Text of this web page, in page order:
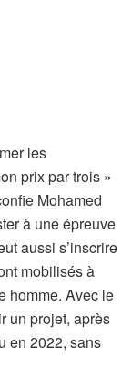
les
prix par trois »
Mohamed
à une épreuve
aussi s’inscrire
mobilisés à
homme. Avec le
un projet, après
en 2022, sans